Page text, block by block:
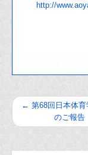
http://
← 第68回日本体
のご報告